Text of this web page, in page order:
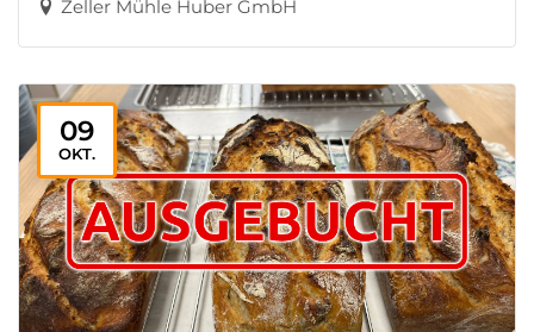
Zeller Mühle Huber GmbH
09
OKT.